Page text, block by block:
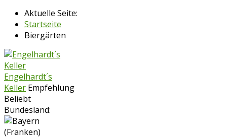
Aktuelle Seite:
Startseite
Biergärten
Engelhardt´s
Keller Empfehlung
Beliebt
Bundesland: